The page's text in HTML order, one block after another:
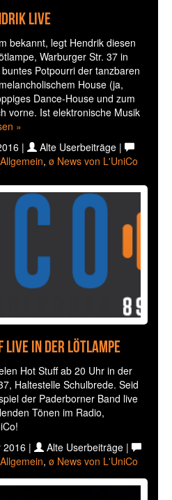
live
bekannt, legt Hendrik diesen
Warburger Str. 37 in
Potpourri der tanzbaren
House (ja,
Dance-House und zum
vorne. Ist elektronische Musik
»
|
Alte Userbeiträge |
Allgemein, ø News von L'UniCo
live in der Lötlampe
Hot Stuff ab 20 Uhr in der
Haltestelle Schulbrede. Seid
der Paderborner Band live
Tönen im Radio,
2016 |
Alte Userbeiträge |
Allgemein, ø News von L'UniCo